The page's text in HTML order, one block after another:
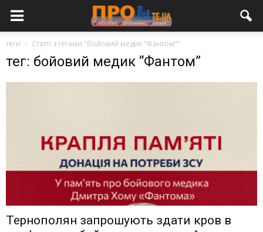
теги Статті з тегами "бойовий медик “Фантом”"
тег: бойовий медик “Фантом”
Тернополян запрошують здати кров в